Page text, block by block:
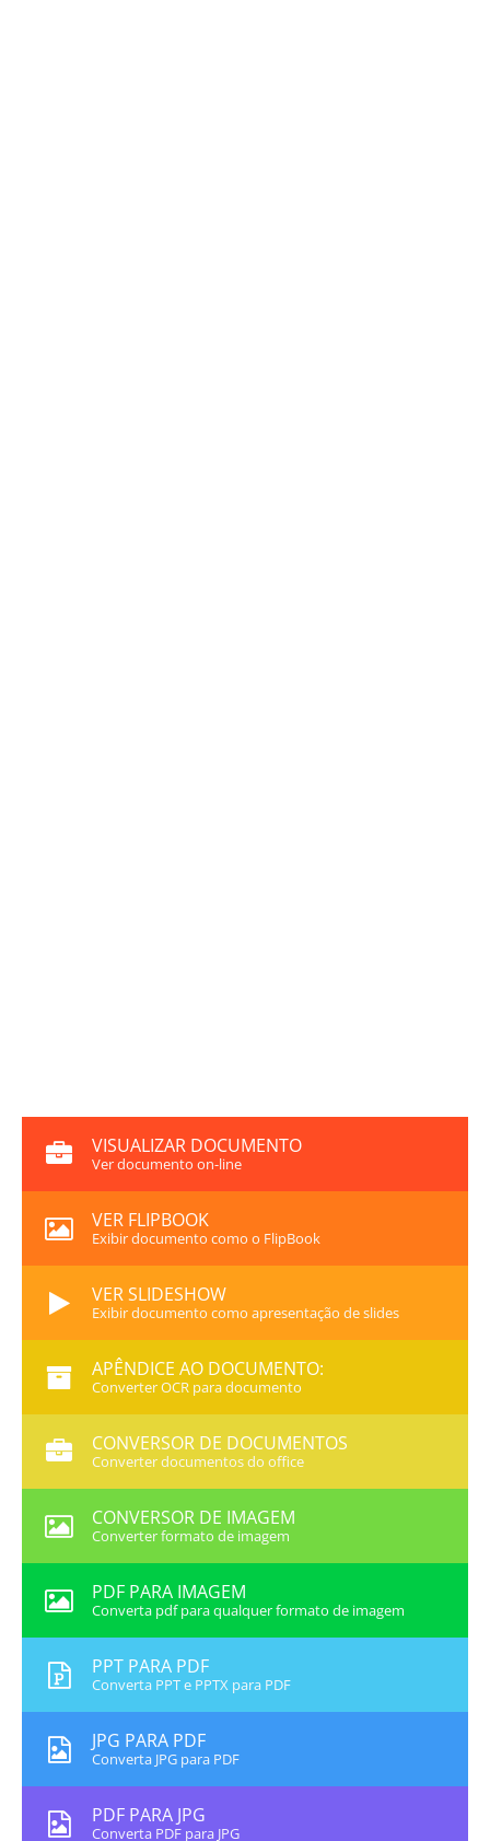
VISUALIZAR DOCUMENTO
Ver documento on-line
VER FLIPBOOK
Exibir documento como o FlipBook
VER SLIDESHOW
Exibir documento como apresentação de slides
APÊNDICE AO DOCUMENTO:
Converter OCR para documento
CONVERSOR DE DOCUMENTOS
Converter documentos do office
CONVERSOR DE IMAGEM
Converter formato de imagem
PDF PARA IMAGEM
Converta pdf para qualquer formato de imagem
PPT PARA PDF
Converta PPT e PPTX para PDF
JPG PARA PDF
Converta JPG para PDF
PDF PARA JPG
Converta PDF para JPG